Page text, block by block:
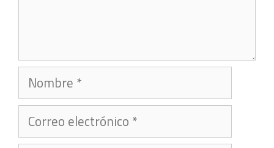
Nombre
Correo
electrónico